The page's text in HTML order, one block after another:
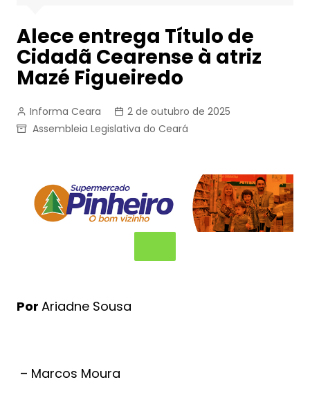
Alece entrega Título de
Cidadã Cearense à atriz
Mazé Figueiredo
Informa Ceara
2 de outubro de 2025
Assembleia Legislativa do Ceará
Por Ariadne Sousa
– Marcos Moura